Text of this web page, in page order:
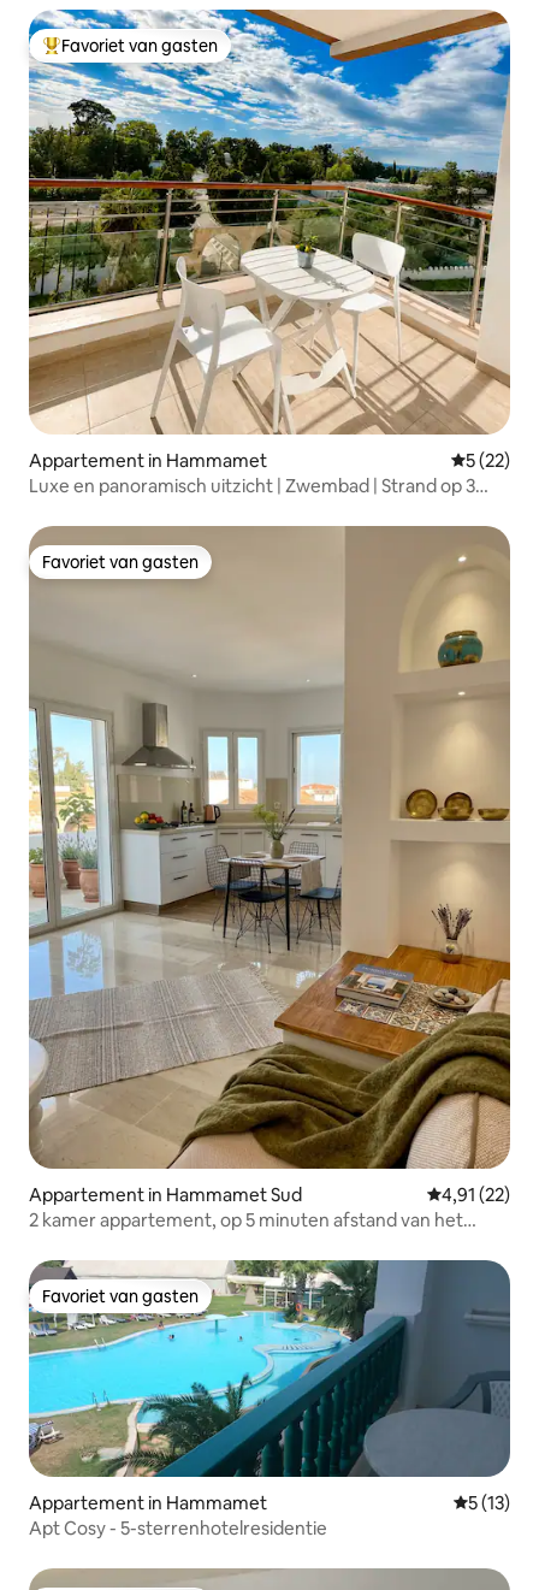
Topfavoriet van gasten
Favoriet van gasten
Appartement in Hammamet
5 (22)
Luxe en panoramisch uitzicht | Zwembad | Strand op 3
Favoriet van gasten
Favoriet van gasten
Appartement in Hammamet Sud Gemiddelde
4,91 (22)
2 kamer appartement, op 5 minuten afstand van het
Favoriet van gasten
Favoriet van gasten
Appartement in Hammamet
5 (13)
Apt Cosy - 5-sterrenhotelresidentie